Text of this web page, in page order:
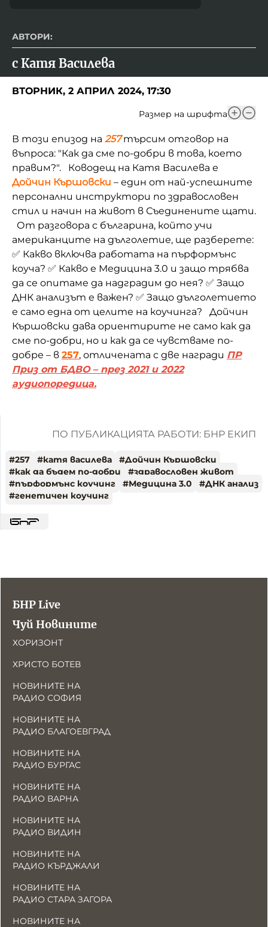
АВТОРИ:
с Катя Василева
ВТОРНИК, 2 АПРИЛ 2024, 17:30
Размер на шрифта
В този епизод на 257търсим отговор на
въпроса: "Как да сме по-добри в това, което
правим?". Ководещ на Катя Василева е
Дойчин Кършовски – един от най-успешните
персонални инструктори по здравословен
стил и начин на живот в Съединените щати.
От разговора с българина, който учи
американците на дълголетие, ще разберете:
✅ Какво включва работата на пърформънс
коуча? ✅ Какво е Медицина 3.0 и защо трябва
да се опитаме да надградим до нея? ✅ Защо
ДНК анализът е важен? ✅ Защо дълголетието
е само една от целите на коучинга? Дойчин
Кършовски дава ориентирите не само как да
сме по-добри, но и как да се чувстваме по-
добре – в 257, отличената с две награди ПР
Приз от БДВО – през 2021 и 2022
аудиопоредица.
ПО ПУБЛИКАЦИЯТА РАБОТИ: БНР ЕКИП
#257 #катя василева #Дойчин Кършовски
#как да бъдем по-добри #здравословен живот
#пърформънс коучинг #Медицина 3.0 #ДНК анализ
#генетичен коучинг
БНР Live
Чуй Новините
ХОРИЗОНТ
ХРИСТО БОТЕВ
НОВИНИТЕ НА
РАДИО СОФИЯ
НОВИНИТЕ НА
РАДИО БЛАГОЕВГРАД
НОВИНИТЕ НА
РАДИО БУРГАС
НОВИНИТЕ НА
РАДИО ВАРНА
НОВИНИТЕ НА
РАДИО ВИДИН
НОВИНИТЕ НА
РАДИО КЪРДЖАЛИ
НОВИНИТЕ НА
РАДИО СТАРА ЗАГОРА
НОВИНИТЕ НА